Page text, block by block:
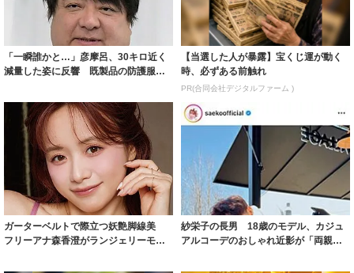
「一瞬誰かと…」彦摩呂、30キロ近く
減量した姿に反響 既製品の防護服が
【当選した人が暴露】宝くじ運が動く
時、必ずある前触れ
PR(合同会社デジタルファーム )
ガーターベルトで際立つ妖艶脚線美
フリーアナ森香澄がランジェリーモデ
紗栄子の長男 18歳のモデル、カジュ
アルコーデのおしゃれ近影が「両親の